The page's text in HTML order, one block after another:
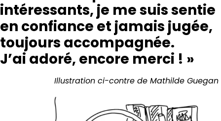
intéressants, je me suis sentie
en confiance et jamais jugée,
toujours accompagnée.
J’ai adoré, encore merci ! »
Illustration ci-contre de Mathilde Guegan